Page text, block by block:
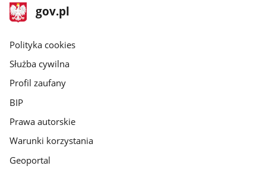
stopka
gov.pl
Strona
gov.pl
gov.pl
Polityka cookies
Służba cywilna
Profil zaufany
BIP
Prawa autorskie
Warunki korzystania
Geoportal